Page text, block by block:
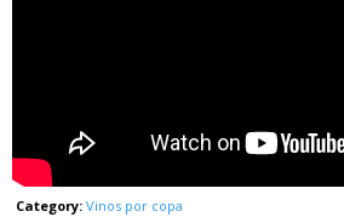
Category: Vinos por copa